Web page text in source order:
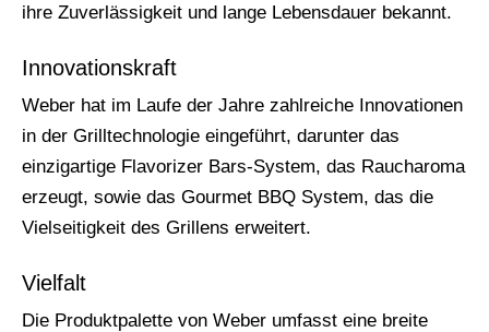
ihre Zuverlässigkeit und lange Lebensdauer bekannt.
Innovationskraft
Weber hat im Laufe der Jahre zahlreiche Innovationen
in der Grilltechnologie eingeführt, darunter das
einzigartige Flavorizer Bars-System, das Raucharoma
erzeugt, sowie das Gourmet BBQ System, das die
Vielseitigkeit des Grillens erweitert.
Vielfalt
Die Produktpalette von Weber umfasst eine breite